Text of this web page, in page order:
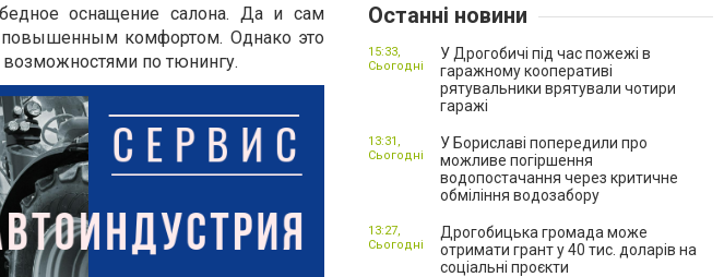
оснащение салона. Да и сам
повышенным комфортом. Однако это
по тюнингу.
Останні новини
У Дрогобичі під час пожежі в
гаражному кооперативі
рятувальники врятували чотири
гаражі
15:33,
Сьогодні
У Бориславі попередили про
можливе погіршення
водопостачання через критичне
обміління водозабору
13:31,
Сьогодні
Дрогобицька громада може
отримати грант у 40 тис. доларів на
соціальні проєкти
13:27,
Сьогодні